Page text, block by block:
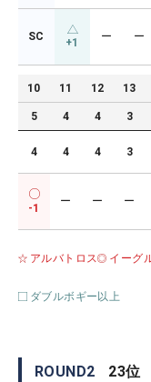
SC +1 ー ー
10 11 12 13
5 4 4 3
4 4 4 3
-1
ー ー ー
アルバトロス イーグ
ダブルボギー以上
ROUND2 23位